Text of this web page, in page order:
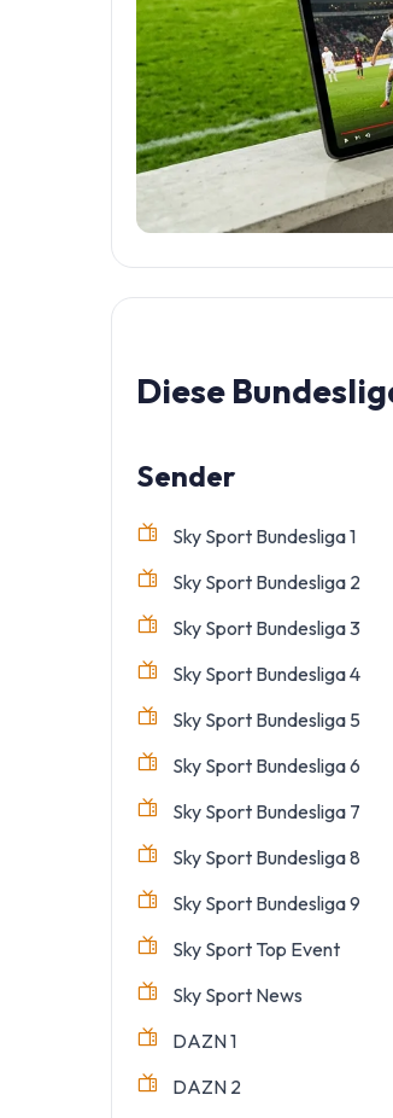
Diese
Sender
Sky Sport Bundesliga 1
Sky Sport Bundesliga 2
Sky Sport Bundesliga 3
Sky Sport Bundesliga 4
Sky Sport Bundesliga 5
Sky Sport Bundesliga 6
Sky Sport Bundesliga 7
Sky Sport Bundesliga 8
Sky Sport Bundesliga 9
Sky Sport Top Event
Sky Sport News
DAZN 1
DAZN 2